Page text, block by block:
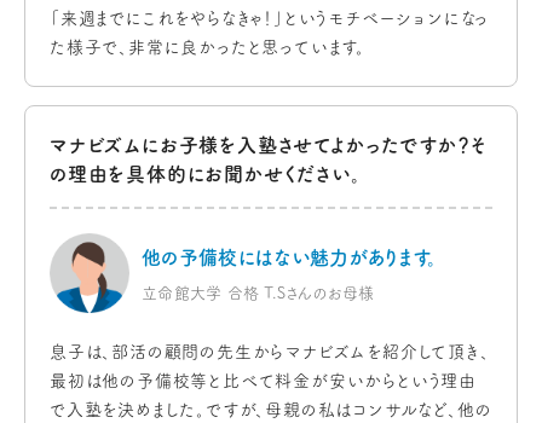
「来週までにこれをやらなきゃ！」というモチベーションになっ
た様子で、非常に良かったと思っています。
マナビズムにお子様を入塾させてよかったですか？そ
の理由を具体的にお聞かせください。
他の予備校にはない魅力があります。
立命館大学 合格 T.Sさんのお母様
息子は、部活の顧問の先生からマナビズムを紹介して頂き、
最初は他の予備校等と比べて料金が安いからという理由
で入塾を決めました。ですが、母親の私はコンサルなど、他の